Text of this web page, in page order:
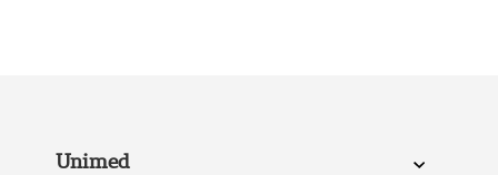
Unimed